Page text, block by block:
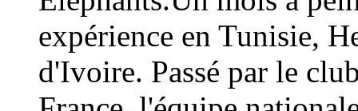
expérience en Tunisie,
d'Ivoire. Passé par le